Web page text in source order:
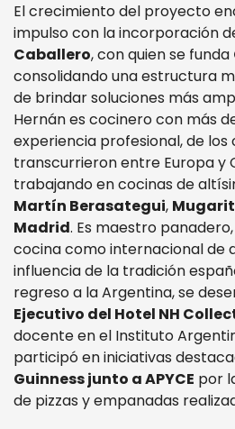
El crecimiento del proyecto
impulso con la incorporación
Caballero, con quien se funda
consolidando una estructura
de brindar soluciones más
Hernán es cocinero con más
experiencia profesional, de
transcurrieron entre Europa y
trabajando en cocinas de
Martín Berasategui,
Madrid. Es maestro
cocina como internacional de
influencia de la tradición
regreso a la Argentina, se
Ejecutivo del Hotel NH
docente en el Instituto
participó en iniciativas
Guinness junto a APYCE por
de pizzas y empanadas